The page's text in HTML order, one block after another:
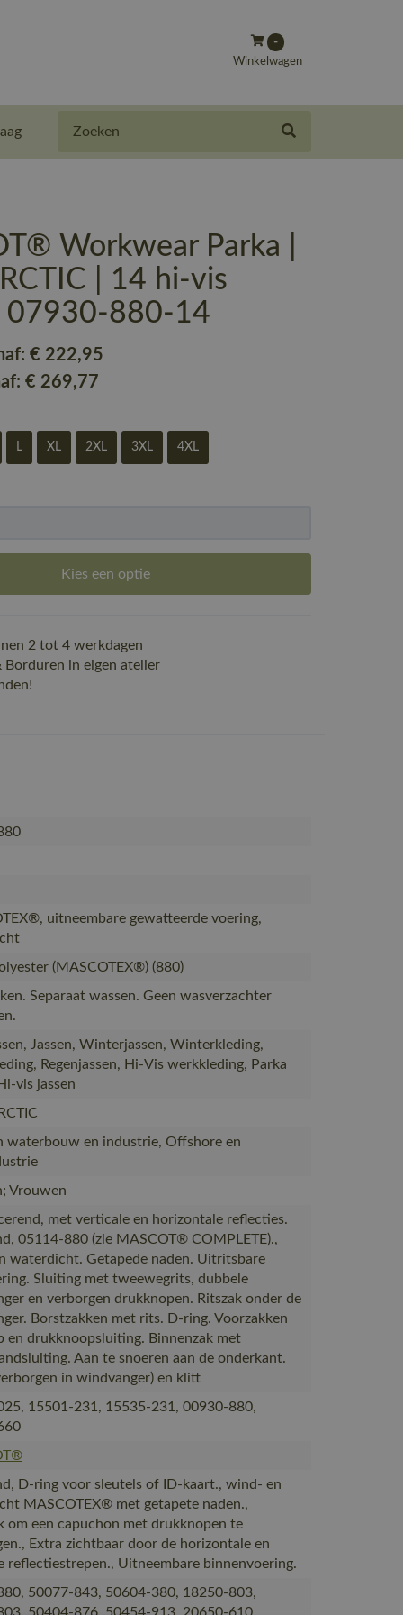
-
Winkelwagen
Workwear Parka |
| 14 hi-vis
07930-880-14
€ 222,95
€ 269,77
L XL 2XL 3XL 4XL
Kies een optie
2 tot 4 werkdagen
Borduren in eigen atelier
uitneembare gewatteerde voering,
(MASCOTEX®) (880)
Separaat wassen. Geen wasverzachter
Jassen, Winterjassen, Winterkleding,
Regenjassen, Hi-Vis werkkleding, Parka
vis jassen
waterbouw en industrie, Offshore en
Vrouwen
met verticale en horizontale reflecties.
05114-880 (zie MASCOT® COMPLETE).,
waterdicht. Getapede naden. Uitritsbare
Sluiting met tweewegrits, dubbele
en verborgen drukknopen. Ritszak onder de
Borstzakken met rits. D-ring. Voorzakken
en drukknoopsluiting. Binnenzak met
Aan te snoeren aan de onderkant.
in windvanger) en klitt
15501-231, 15535-231, 00930-880,
D-ring voor sleutels of ID-kaart., wind- en
MASCOTEX® met getapete naden.,
om een capuchon met drukknopen te
Extra zichtbaar door de horizontale en
reflectiestrepen., Uitneembare binnenvoering.
50077-843, 50604-380, 18250-803,